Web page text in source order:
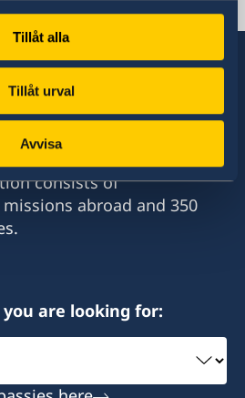
Tillåt alla
Tillåt urval
Avvisa
봉리 1290-14 (한치골길 262)
대로 50
사읍 세천로3길 111
relations with almost
with embassies and
half of these. Sweden's
consists of
abroad and 350
are looking for: